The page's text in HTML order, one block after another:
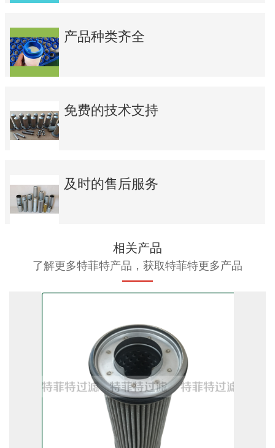
产品种类齐全
免费的技术支持
及时的售后服务
相关产品
了解更多特菲特产品，获取特菲特更多产品